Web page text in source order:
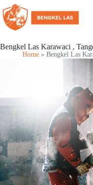
Bengkel Las Karawaci ,
Home» Bengkel Las